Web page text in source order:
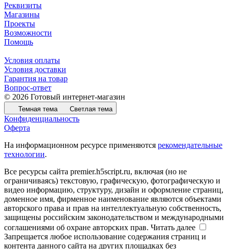
Реквизиты
Магазины
Проекты
Возможности
Помощь
Условия оплаты
Условия доставки
Гарантия на товар
Вопрос-ответ
© 2026 Готовый интернет-магазин
Темная тема Светлая тема
Конфиденциальность
Оферта
На информационном ресурсе применяются рекомендательные
технологии.
Все ресурсы сайта premier.h5script.ru, включая (но не
ограничиваясь) текстовую, графическую, фотографическую и
видео информацию, структуру, дизайн и оформление страниц,
доменное имя, фирменное наименование являются объектами
авторского права и прав на интеллектуальную собственность,
защищены российским законодательством и международными
соглашениями об охране авторских прав. Читать далее
Запрещается любое использование содержания страниц и
контента данного сайта на других площадках без